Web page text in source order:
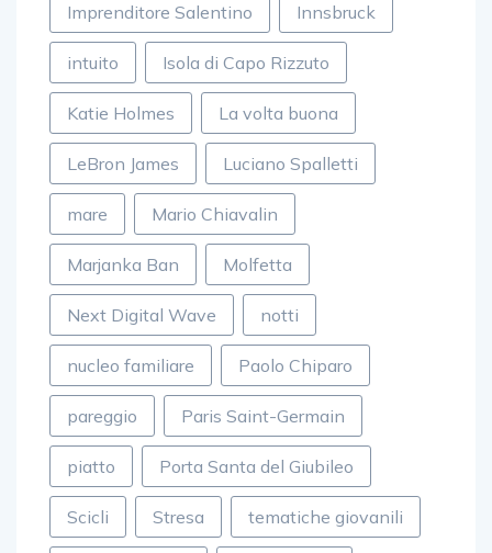
Imprenditore Salentino Innsbruck
intuito Isola di Capo Rizzuto
Katie Holmes La volta buona
LeBron James Luciano Spalletti
mare Mario Chiavalin
Marjanka Ban Molfetta
Next Digital Wave notti
nucleo familiare Paolo Chiparo
pareggio Paris Saint-Germain
piatto Porta Santa del Giubileo
Scicli Stresa tematiche giovanili